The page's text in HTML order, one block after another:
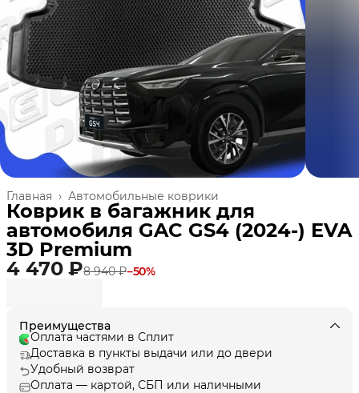
Автомобильные коврики
Главная ›
Коврик в багажник для
автомобиля GAC GS4 (2024-) EVA
3D Premium
4 470 ₽8 940 ₽−50%
Преимущества
Оплата частями в Сплит
Доставка в пункты выдачи или до двери
Удобный возврат
Оплата — картой, СБП или наличными